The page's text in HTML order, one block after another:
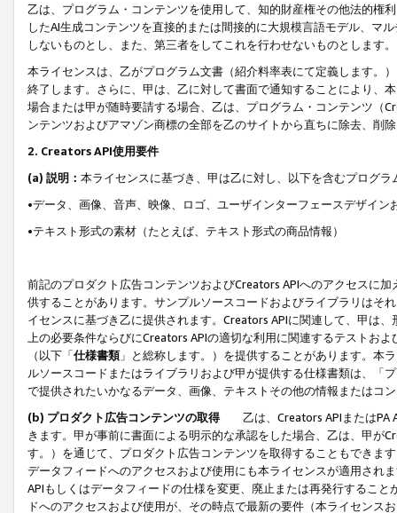
乙は、プログラム・コンテンツを使用して、知的財産権その他法的権
したAI生成コンテンツを直接的または間接的に大規模言語モデル、マ
しないものとし、また、第三者をしてこれを行わせないものとします。
本ライセンスは、乙がプログラム文書（紹介料率表にて定義します。
終了します。さらに、甲は、乙に対して書面で通知することにより、
場合または甲が随時要請する場合、乙は、プログラム・コンテンツ（
ンテンツおよびアマゾン商標の全部を乙のサイトから直ちに除去、削
2. Creators API使用要件
(a) 説明： 本ライセンスに基づき、甲は乙に対し、以下を含むプログ
•データ、画像、音声、映像、ロゴ、ユーザインターフェースデザイ
•テキスト形式の素材（たとえば、テキスト形式の商品情報）
前記のプロダクト広告コンテンツおよびCreators APIへのアクセスに
供することがあります。サンプルソースコードおよびライブラリはそ
イセンスに基づき乙に提供されます。Creators APIに関連して、甲は
上の必要条件ならびにCreators APIの適切な利用に関連するテストお
（以下「仕様書類」と総称します。）を提供することがあります。本
ルソースコードまたはライブラリおよび甲が提供する仕様書類は、「
で提供されたいかなるデータ、画像、テキストその他の情報またはコ
(b) プロダクト広告コンテンツの取得
乙は、Creators APIまたはPA
きます。甲が事前に書面による明示的な承認をした場合、乙は、甲が
す。）を通じて、プロダクト広告コンテンツを取得することもできま
データフィードへのアクセスおよび使用にも本ライセンスが適用され
APIもしくはデータフィードの仕様を変更、廃止または再発行するこ
ドへのアクセスおよび使用が、その時点で最新の要件（本ライセン